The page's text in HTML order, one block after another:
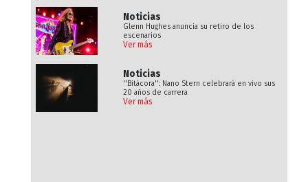
Noticias
Glenn Hughes anuncia su retiro de los
escenarios
Ver más
Noticias
''Bitácora'': Nano Stern celebrará en vivo sus
20 años de carrera
Ver más